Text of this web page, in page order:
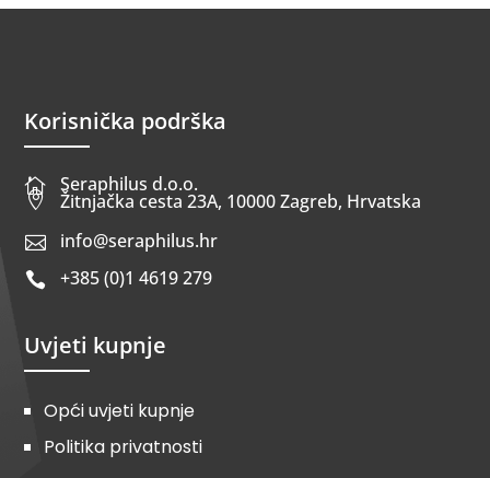
Korisnička podrška
 Seraphilus d.o.o.
 Žitnjačka cesta 23A, 10000 Zagreb, Hrvatska
 info@seraphilus.hr
 +385 (0)1 4619 279
Uvjeti kupnje
Opći uvjeti kupnje
Politika privatnosti